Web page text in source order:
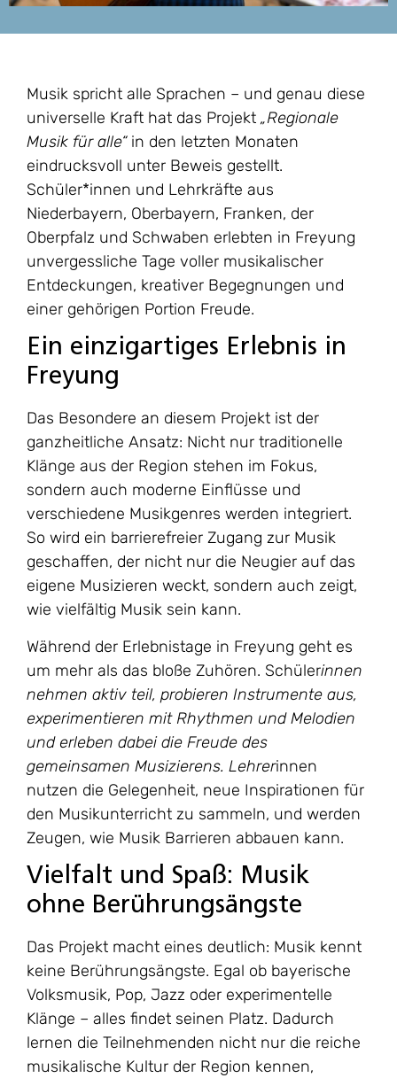
Musik spricht alle Sprachen – und genau diese
universelle Kraft hat das Projekt „Regionale
Musik für alle“in den letzten Monaten
eindrucksvoll unter Beweis gestellt.
Schüler*innen und Lehrkräfte aus
Niederbayern, Oberbayern, Franken, der
Oberpfalz und Schwaben erlebten in Freyung
unvergessliche Tage voller musikalischer
Entdeckungen, kreativer Begegnungen und
einer gehörigen Portion Freude.
Ein einzigartiges Erlebnis in
Freyung
Das Besondere an diesem Projekt ist der
ganzheitliche Ansatz: Nicht nur traditionelle
Klänge aus der Region stehen im Fokus,
sondern auch moderne Einflüsse und
verschiedene Musikgenres werden integriert.
So wird ein barrierefreier Zugang zur Musik
geschaffen, der nicht nur die Neugier auf das
eigene Musizieren weckt, sondern auch zeigt,
wie vielfältig Musik sein kann.
Während der Erlebnistage in Freyung geht es
um mehr als das bloße Zuhören. Schülerinnen
nehmen aktiv teil, probieren Instrumente aus,
experimentieren mit Rhythmen und Melodien
und erleben dabei die Freude des
gemeinsamen Musizierens. Lehrerinnen
nutzen die Gelegenheit, neue Inspirationen für
den Musikunterricht zu sammeln, und werden
Zeugen, wie Musik Barrieren abbauen kann.
Vielfalt und Spaß: Musik
ohne Berührungsängste
Das Projekt macht eines deutlich: Musik kennt
keine Berührungsängste. Egal ob bayerische
Volksmusik, Pop, Jazz oder experimentelle
Klänge – alles findet seinen Platz. Dadurch
lernen die Teilnehmenden nicht nur die reiche
musikalische Kultur der Region kennen,